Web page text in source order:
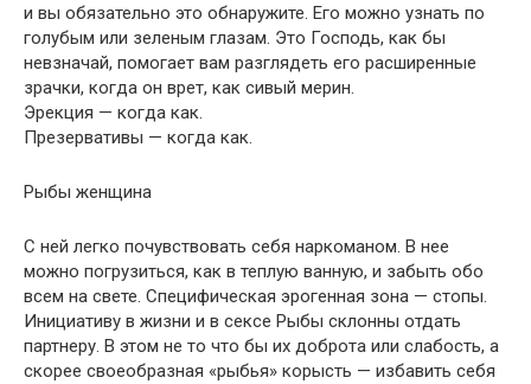
и вы обязательно это обнаружите. Его можно узнать по
голубым или зеленым глазам. Это Господь, как бы
невзначай, помогает вам разглядеть его расширенные
зрачки, когда он врет, как сивый мерин.
Эрекция — когда как.
Презервативы — когда как.
Рыбы женщина
C ней легко почувствовать себя наркоманом. В нее
можно погрузиться, как в теплую ванную, и забыть обо
всем на свете. Специфическая эрогенная зона — стопы.
Инициативу в жизни и в сексе Рыбы склонны отдать
партнеру. В этом не то что бы их доброта или слабость, а
скорее своеобразная «рыбья» корысть — избавить себя